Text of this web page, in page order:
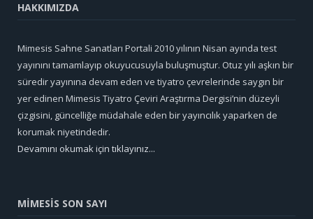
HAKKIMIZDA
Mimesis Sahne Sanatları Portali 2010 yılının Nisan ayında test
yayınını tamamlayıp okuyucusuyla buluşmuştur. Otuz yılı aşkın bir
süredir yayınına devam eden ve tiyatro çevrelerinde saygın bir
yer edinen Mimesis Tiyatro Çeviri Araştırma Dergisi’nin düzeyli
çizgisini, güncelliğe müdahale eden bir yayıncılık yaparken de
korumak niyetindedir.
Devamını okumak için tıklayınız...
MİMESİS SON SAYI